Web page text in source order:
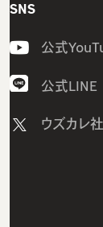
開発エンジニ
組込みエンジ
AI研修
採用支援サ
メンバー紹介
採用情報
ニュース
ITスクール
SNS
公式
公式LINE
ウズカレ